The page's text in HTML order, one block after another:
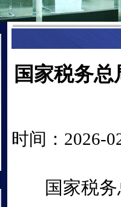
国家税务
时间：2026-
国家税